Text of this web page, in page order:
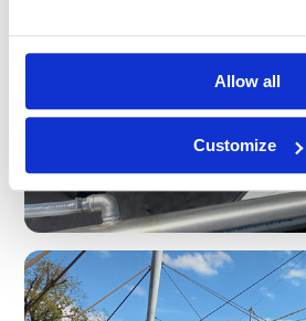
Allow all
Customize